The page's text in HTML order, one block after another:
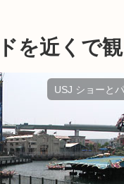
を近くで
USJ ショーと